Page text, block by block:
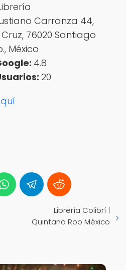
Carranza 44,
76020 Santiago
México
4.8
20
Librería Colibrí |
Quintana Roo México